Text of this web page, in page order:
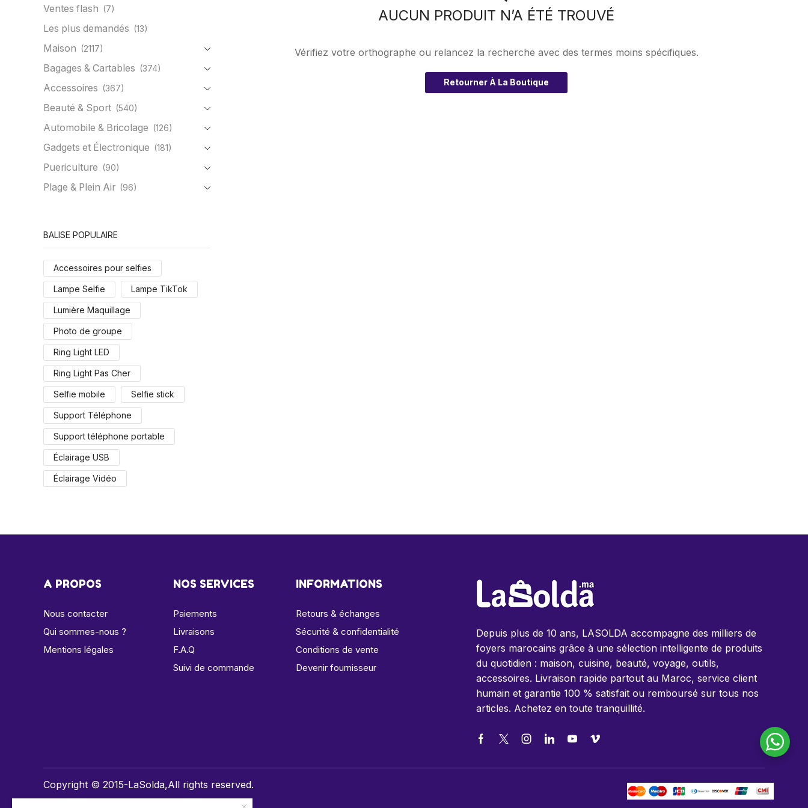
AUCUN PRODUIT N’A ÉTÉ TROUVÉ
Vérifiez votre orthographe ou relancez la recherche avec des termes moins spécifiques.
Retourner À La Boutique
Ventes flash (7)
Les plus demandés (13)
Maison (2117)
Bagages & Cartables (374)
Accessoires (367)
Beauté & Sport (540)
Automobile & Bricolage (126)
Gadgets et Électronique (181)
Puericulture (90)
Plage & Plein Air (96)
BALISE POPULAIRE
Accessoires pour selfies
Lampe Selfie Lampe TikTok
Lumière Maquillage
Photo de groupe
Ring Light LED
Ring Light Pas Cher
Selfie mobile Selfie stick
Support Téléphone
Support téléphone portable
Éclairage USB
Éclairage Vidéo
A PROPOS
Nous contacter
Qui sommes-nous ?
Mentions légales
NOS SERVICES
Paiements
Livraisons
F.A.Q
Suivi de commande
INFORMATIONS
Retours & échanges
Sécurité & confidentialité
Conditions de vente
Devenir fournisseur
Depuis plus de 10 ans, LASOLDA accompagne des milliers de
foyers marocains grâce à une sélection intelligente de produits
du quotidien : maison, cuisine, beauté, voyage, outils,
accessoires. Livraison rapide partout au Maroc, service client
humain et garantie 100 % satisfait ou remboursé sur tous nos
articles. Achetez en toute tranquillité.
Copyright © 2015-LaSolda,All rights reserved.